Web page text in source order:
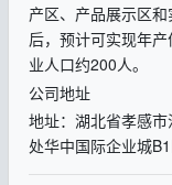
产区、产品展示区
后，预计可实现年
业人口约200人。
公司地址
地址：湖北省孝感
处华中国际企业城